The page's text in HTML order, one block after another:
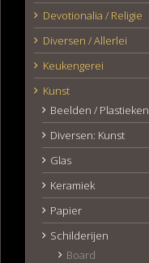
Devotionalia / Religie
Diversen / Allerlei
Keukengerei
Kunst
Beelden / Plastieken
Diversen: Kunst
Glas
Keramiek
Papier
Schilderijen
Board